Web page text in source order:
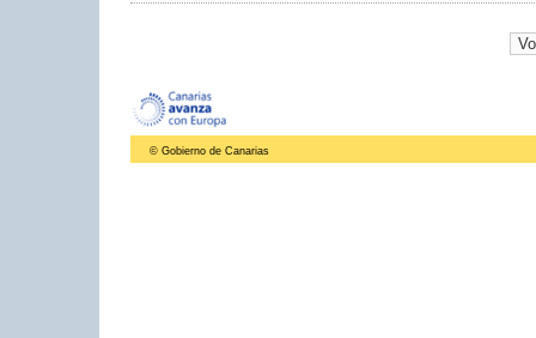
© Gobierno de Canarias